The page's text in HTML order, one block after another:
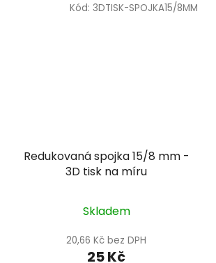
Redukovaná spojka 15/8 mm -
3D tisk na míru
Skladem
20,66 Kč bez DPH
25 Kč
Kód: 3DTISK-SPOJKA15/8MM